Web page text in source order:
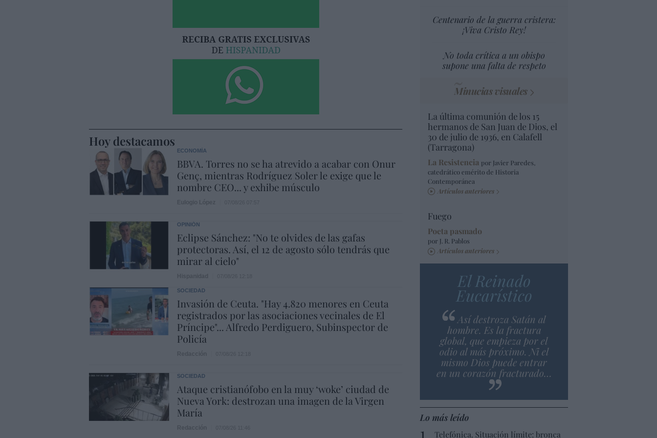
Hoy destacamos
ECONOMÍA
BBVA. Torres no se ha atrevido a acabar con Onur
Genç, mientras Rodríguez Soler le exige que le
nombre CEO... y exhibe músculo
OPINIÓN
Eclipse Sánchez: "No te olvides de las gafas
protectoras. Así, el 12 de agosto sólo tendrás que
mirar al cielo"
SOCIEDAD
Invasión de Ceuta. "Hay 4.820 menores en Ceuta
registrados por las asociaciones vecinales de El
Príncipe"... Alfredo Perdiguero, Subinspector de
Policía
SOCIEDAD
Ataque cristianófobo en la muy ‘woke’ ciudad de
Nueva York: destrozan una imagen de la Virgen
María
Centenario de la guerra cristera:
¡Viva Cristo Rey!
No toda crítica a un obispo
supone una falta de respeto
Minucias visuales
La última comunión de los 15
hermanos de San Juan de Dios, el
30 de julio de 1936, en Calafell
(Tarragona)
La Resistencia por Javier Paredes,
catedrático emérito de Historia
Contemporánea
Artículos anteriores
Fuego
Poeta pasmado
por J. R. Pablos
Artículos anteriores
El Reinado
Eucarístico
Así destroza Satán al
hombre. Es la fractura
global, que empieza por el
odio al más próximo. Ni el
mismo Dios puede entrar
en un corazón fracturado…
Lo más leído
Telefónica. Situación límite: bronca